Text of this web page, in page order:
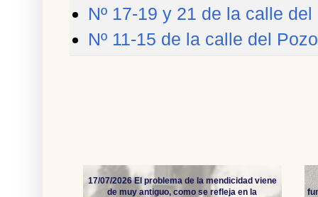
Nº 17-19 y 21 de la calle
Nº 11-15 de la calle del
17/07/2026 El problema de la mendicidad viene
de muy antiguo, como se refleja en la